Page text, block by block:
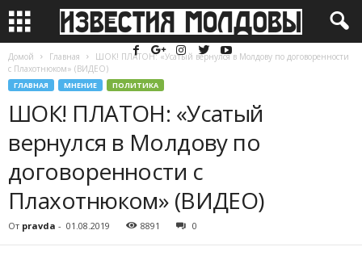
Домой Главная
ШОК! ПЛАТОН: «Усатый вернулся в Молдову по договоренности
с Плахотнюком» (ВИДЕО)
ГЛАВНАЯ МНЕНИЕ ПОЛИТИКА
ШОК! ПЛАТОН: «Усатый
вернулся в Молдову по
договоренности с
Плахотнюком» (ВИДЕО)
От pravda - 01.08.2019 8891 0